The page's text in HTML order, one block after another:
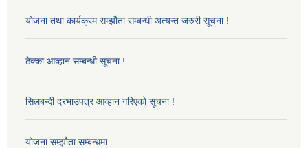
योजना तथा कार्यक्रम सम्झौता सम्बन्धी अत्यन्त जरुरी सूचना !
ठेक्का आव्हान सम्बन्धी सूचना !
सिलबन्दी दरभाउपत्र आव्हान गरिएको सूचना !
योजना सम्झौता सम्बन्धमा